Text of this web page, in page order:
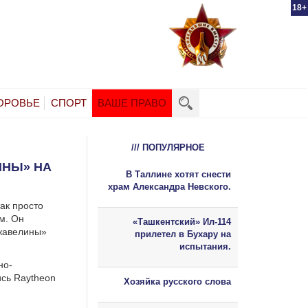
18+
СПОРТ ВАШЕ ПРАВО
НА
просто
Он
Raytheon
/// ПОПУЛЯРНОЕ
В Таллине хотят снести
храм Александра Невского.
«Ташкентский» Ил-114
прилетел в Бухару на
испытания.
Хозяйка русского слова